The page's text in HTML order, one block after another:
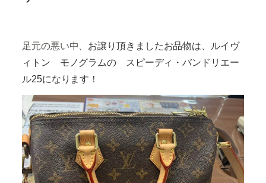
足元の悪い中、
お譲り頂きましたお品物は、ルイヴ
ィトン モノグラムの スピーディ・バンドリエー
ル25になります！